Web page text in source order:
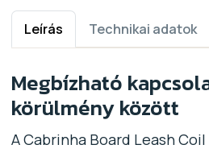
Leírás Technikai adatok
Megbízható
körülmény között
A Cabrinha Board Leash